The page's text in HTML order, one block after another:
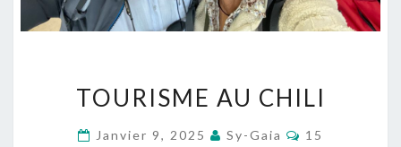
AU
CHILI
TOURISME AU CHILI
Janvier 9, 2025 Sy-Gaia
15